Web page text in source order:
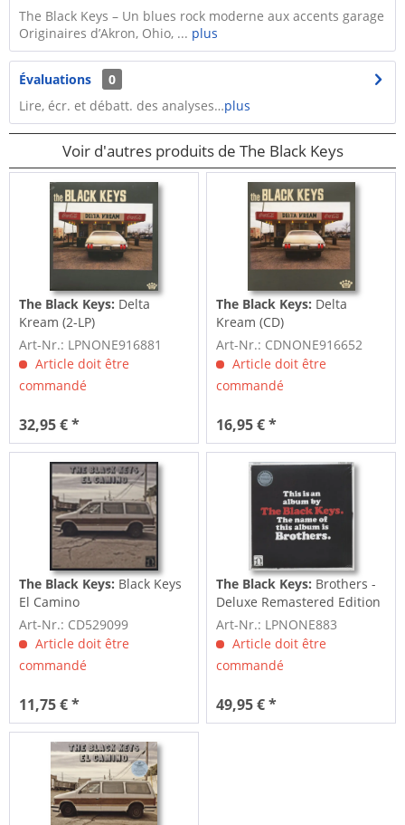
The Black Keys – Un blues rock moderne aux accents garage
Originaires d’Akron, Ohio, ... plus
Évaluations
0
Lire, écr. et débatt. des analyses…plus
Voir d'autres produits de The Black Keys
The Black Keys: Delta
Kream (2-LP)
Art-Nr.: LPNONE916881
Article doit être
commandé
32,95 € *
The Black Keys: Delta
Kream (CD)
Art-Nr.: CDNONE916652
Article doit être
commandé
16,95 € *
The Black Keys: Black Keys
El Camino
Art-Nr.: CD529099
Article doit être
commandé
11,75 € *
The Black Keys: Brothers -
Deluxe Remastered Edition
(2-LP)
Art-Nr.: LPNONE883
Article doit être
commandé
49,95 € *